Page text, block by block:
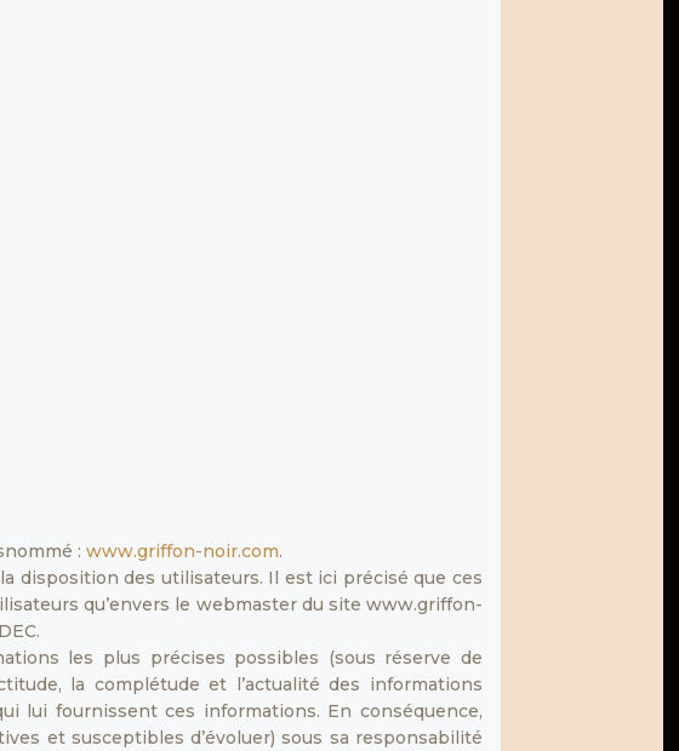
: www.griffon-noir.com.
disposition des utilisateurs. Il est ici précisé que ces
qu’envers le webmaster du site www.griffon-
les plus précises possibles (sous réserve de
la complétude et l’actualité des informations
lui fournissent ces informations. En conséquence,
et susceptibles d’évoluer) sous sa responsabilité